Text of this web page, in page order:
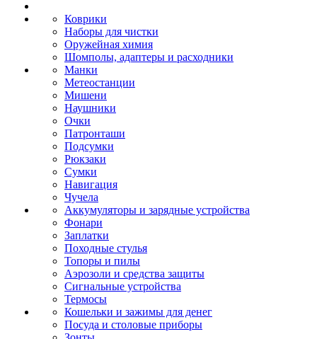
Коврики
Наборы для чистки
Оружейная химия
Шомполы, адаптеры и расходники
Манки
Метеостанции
Мишени
Наушники
Очки
Патронташи
Подсумки
Рюкзаки
Сумки
Навигация
Чучела
Аккумуляторы и зарядные устройства
Фонари
Заплатки
Походные стулья
Топоры и пилы
Аэрозоли и средства защиты
Сигнальные устройства
Термосы
Кошельки и зажимы для денег
Посуда и столовые приборы